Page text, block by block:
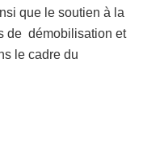
que le soutien à la
de démobilisation et
le cadre du